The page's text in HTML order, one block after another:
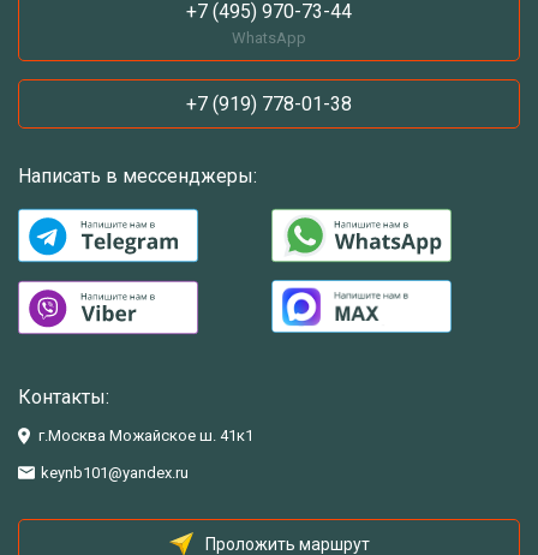
+7 (495) 970-73-44
WhatsApp
+7 (919) 778-01-38
Написать в мессенджеры:
Контакты:
г.Москва Можайское ш. 41к1
keynb101@yandex.ru
Проложить маршрут